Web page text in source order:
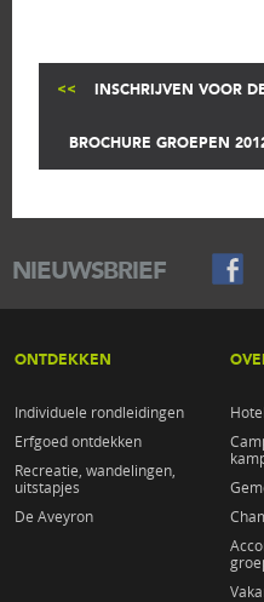
INSCHRIJVEN VOOR
BROCHURE GROEPEN
NIEUWSBRIEF
ONTDEKKEN
Individuele rondleidingen
Erfgoed ontdekken
Recreatie, wandelingen,
uitstapjes
De Aveyron